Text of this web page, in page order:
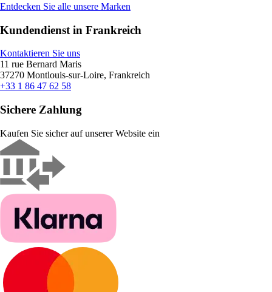
Entdecken Sie alle unsere Marken
Kundendienst in Frankreich
Kontaktieren Sie uns
11 rue Bernard Maris
37270 Montlouis-sur-Loire, Frankreich
+33 1 86 47 62 58
Sichere Zahlung
Kaufen Sie sicher auf unserer Website ein